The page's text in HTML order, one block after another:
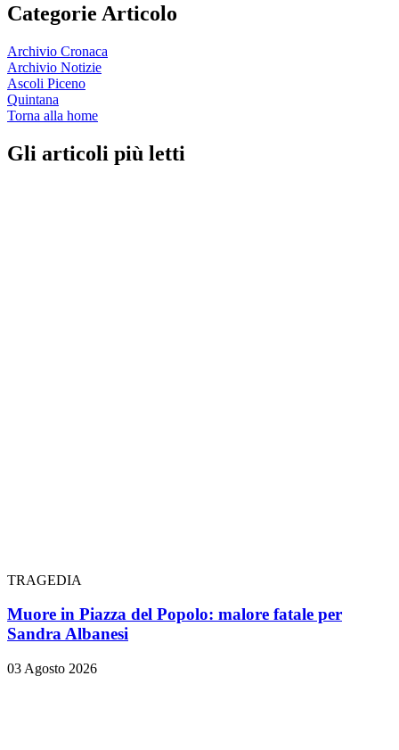
Categorie Articolo
Archivio Cronaca
Archivio Notizie
Ascoli Piceno
Quintana
Torna alla home
Gli articoli più letti
TRAGEDIA
Muore in Piazza del Popolo: malore fatale per
Sandra Albanesi
03 Agosto 2026